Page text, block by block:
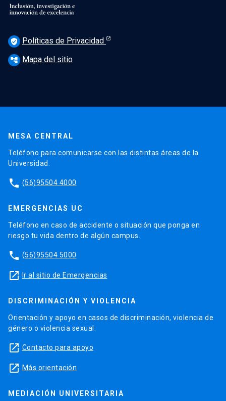
verified_user Políticas de Privacidad
account_tree Mapa del sitio
MESA CENTRAL
Teléfono para comunicarse con las distintas áreas de la
Universidad.
phone (56)95504 4000
EMERGENCIAS UC
Teléfono en caso de accidente o situación que ponga en
riesgo tu vida dentro de algún campus.
phone (56)95504 5000
launch Ir al sitio de Emergencias
DISCRIMINACIÓN Y VIOLENCIA
Orientación y apoyo en casos de discriminación, violencia de
género o violencia sexual.
launch Contacto para apoyo
launch Más orientación
MEDIACIÓN UNIVERSITARIA